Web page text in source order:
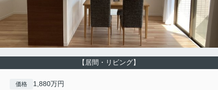
【居間・リビング】
価格 1,880万円